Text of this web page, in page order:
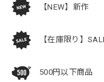
【NEW】新作
【在庫限り】
500円以下商品